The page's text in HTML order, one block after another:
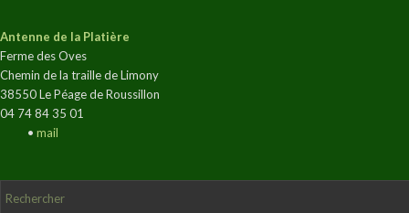
Antenne de la Platière
Ferme des Oves
Chemin de la traille de Limony
38550 Le Péage de Roussillon
04 74 84 35 01
• mail